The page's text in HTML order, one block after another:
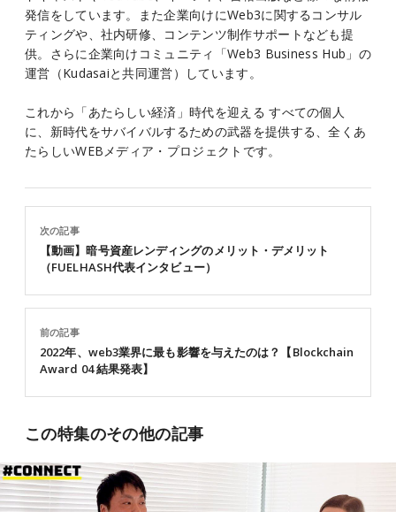
発信をしています。また企業向けにWeb3に関するコンサル
ティングや、社内研修、コンテンツ制作サポートなども提
供。さらに企業向けコミュニティ「Web3 Business Hub」の
運営（Kudasaiと共同運営）しています。
これから「あたらしい経済」時代を迎える すべての個人
に、新時代をサバイバルするための武器を提供する、全くあ
たらしいWEBメディア・プロジェクトです。
前の記事
2022年、web3業界に最も影響を与えたのは？【Blockchain
Award 04 結果発表】
次の記事
【動画】暗号資産レンディングのメリット・デメリット
（FUELHASH代表インタビュー）
この特集のその他の記事